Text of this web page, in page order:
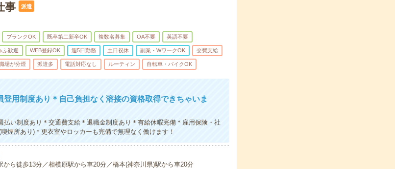
事
派遣
ブランクOK 既卒第二新卒OK 複数名募集 OA不要 英語不要
ふ歓迎 WEB登録OK 週5日勤務 土日祝休 副業・WワークOK 交費支給
場が分煙 派遣多 電話対応なし ルーティン 自転車・バイクOK
登用制度あり＊自己負担なく溶接の資格取得できちゃいま
払い制度あり＊交通費支給＊退職金制度あり＊有給休暇完備＊雇用保険・社
煙所あり)＊更衣室やロッカーも完備で無理なく働けます！
から徒歩13分／相模原駅から車20分／橋本(神奈川県)駅から車20分